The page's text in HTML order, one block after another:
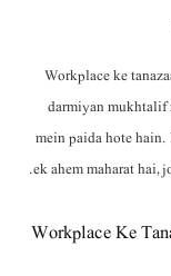
Workplace ke
darmiyan mukhtalif
mein paida hote
ek ahem maharat hai,
Workplace Ke